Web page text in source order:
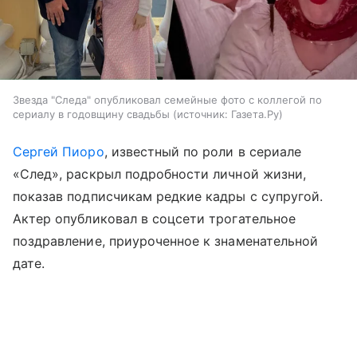
Звезда "Следа" опубликовал семейные фото с коллегой по
сериалу в годовщину свадьбы
источник: Газета.Ру
Сергей Пиоро, известный по роли в сериале
«След», раскрыл подробности личной жизни,
показав подписчикам редкие кадры с супругой.
Актер опубликовал в соцсети трогательное
поздравление, приуроченное к знаменательной
дате.